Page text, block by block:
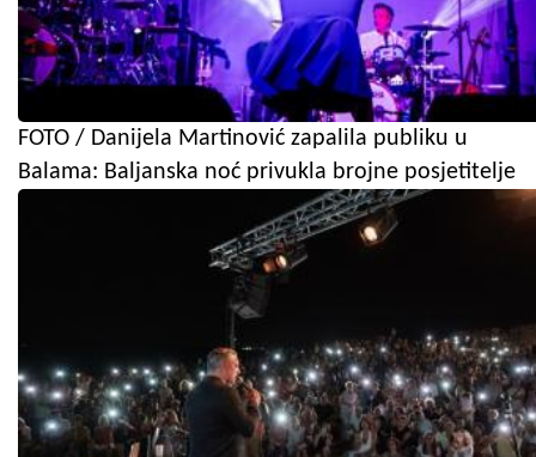
FOTO / Danijela Martinović zapalila publiku u
Balama: Baljanska noć privukla brojne posjetitelje